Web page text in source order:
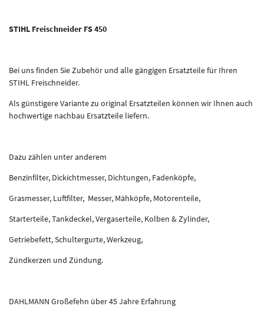
STIHL Freischneider FS 450
Bei uns finden Sie Zubehör und alle gängigen Ersatzteile für Ihren
STIHL Freischneider.
Als günstigere Variante zu original Ersatzteilen können wir Ihnen auch
hochwertige nachbau Ersatzteile liefern.
Dazu zählen unter anderem
Benzinfilter, Dickichtmesser, Dichtungen, Fadenköpfe,
Grasmesser, Luftfilter, Messer, Mähköpfe, Motorenteile,
Starterteile, Tankdeckel, Vergaserteile, Kolben & Zylinder,
Getriebefett, Schultergurte, Werkzeug,
Zündkerzen und Zündung.
DAHLMANN Großefehn über 45 Jahre Erfahrung